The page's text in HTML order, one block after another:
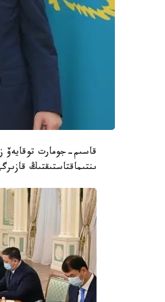
قاسىم-جومارت توقايەۆ
ىنتىماقتاستىقتىڭ